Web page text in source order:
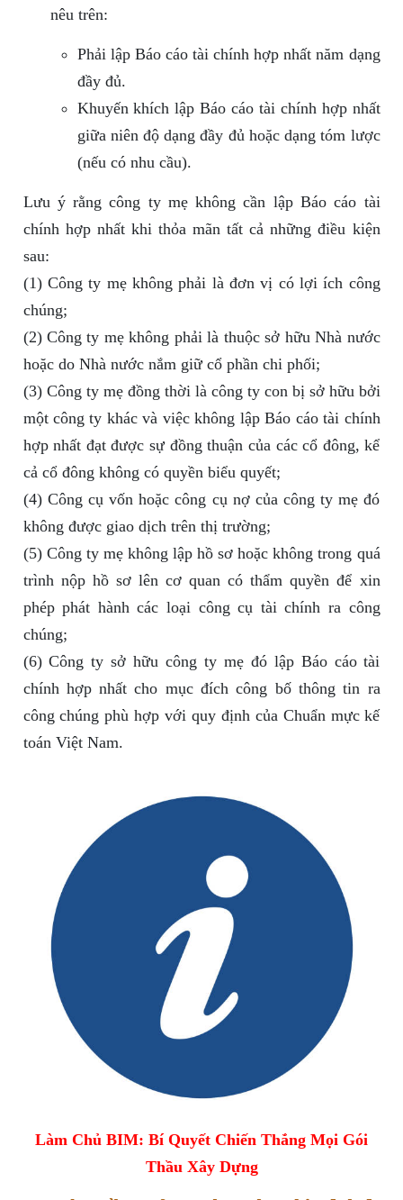
nêu trên:
Phải lập Báo cáo tài chính hợp nhất năm dạng
đầy đủ.
Khuyến khích lập Báo cáo tài chính hợp nhất
giữa niên độ dạng đầy đủ hoặc dạng tóm lược
(nếu có nhu cầu).
Lưu ý rằng công ty mẹ không cần lập Báo cáo tài
chính hợp nhất khi thỏa mãn tất cả những điều kiện
sau:
(1) Công ty mẹ không phải là đơn vị có lợi ích công
chúng;
(2) Công ty mẹ không phải là thuộc sở hữu Nhà nước
hoặc do Nhà nước nắm giữ cổ phần chi phối;
(3) Công ty mẹ đồng thời là công ty con bị sở hữu bởi
một công ty khác và việc không lập Báo cáo tài chính
hợp nhất đạt được sự đồng thuận của các cổ đông, kể
cả cổ đông không có quyền biểu quyết;
(4) Công cụ vốn hoặc công cụ nợ của công ty mẹ đó
không được giao dịch trên thị trường;
(5) Công ty mẹ không lập hồ sơ hoặc không trong quá
trình nộp hồ sơ lên cơ quan có thẩm quyền để xin
phép phát hành các loại công cụ tài chính ra công
chúng;
(6) Công ty sở hữu công ty mẹ đó lập Báo cáo tài
chính hợp nhất cho mục đích công bố thông tin ra
công chúng phù hợp với quy định của Chuẩn mực kế
toán Việt Nam.
Làm Chủ BIM: Bí Quyết Chiến Thắng Mọi Gói
Thầu Xây Dựng